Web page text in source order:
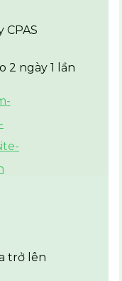
CPAS
2 ngày 1 lần
trở lên